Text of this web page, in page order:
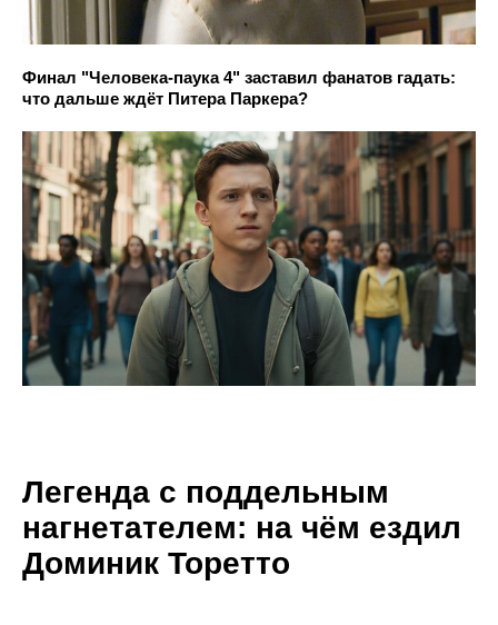
Финал "Человека-паука 4" заставил фанатов гадать:
что дальше ждёт Питера Паркера?
Легенда с поддельным
нагнетателем: на чём ездил
Доминик Торетто